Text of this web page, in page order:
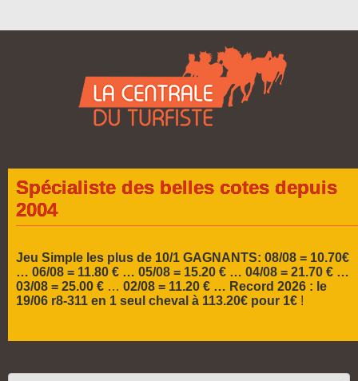
Spécialiste des belles cotes depuis
2004
Jeu Simple les plus de 10/1 GAGNANTS: 08/08 = 10.70€
… 06/08 = 11.80 € … 05/08 = 15.20 € … 04/08 = 21.70 € …
03/08 = 25.00 € … 02/08 = 11.20 € … Record 2026 : le
19/06 r8-311 en 1 seul cheval à 113.20€ pour 1€ !